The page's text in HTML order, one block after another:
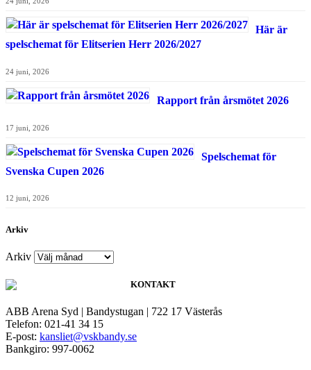
Här är
spelschemat för Elitserien Herr 2026/2027
24 juni, 2026
Rapport från årsmötet 2026
17 juni, 2026
Spelschemat för
Svenska Cupen 2026
12 juni, 2026
Arkiv
Arkiv
KONTAKT
ABB Arena Syd | Bandystugan | 722 17 Västerås
Telefon: 021-41 34 15
E-post: kansliet@vskbandy.se
Bankgiro: 997-0062